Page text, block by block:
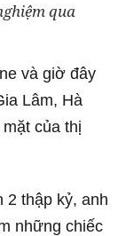
qua
và giờ đây
Lâm, Hà
của thị
2 thập kỷ, anh
những chiếc